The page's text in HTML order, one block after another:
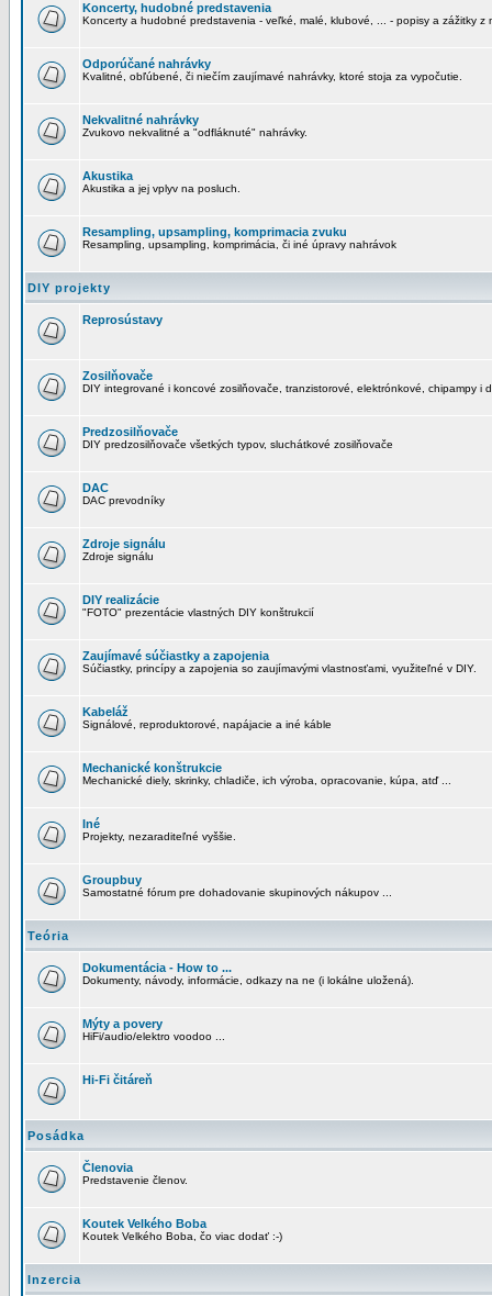
Koncerty, hudobné predstavenia
Koncerty a hudobné predstavenia - veľké, malé, klubové, ... - popisy a zážitky z
Odporúčané nahrávky
Kvalitné, obľúbené, či niečím zaujímavé nahrávky, ktoré stoja za vypočutie.
Nekvalitné nahrávky
Zvukovo nekvalitné a "odfláknuté" nahrávky.
Akustika
Akustika a jej vplyv na posluch.
Resampling, upsampling, komprimacia zvuku
Resampling, upsampling, komprimácia, či iné úpravy nahrávok
DIY projekty
Reprosústavy
Zosilňovače
DIY integrované i koncové zosilňovače, tranzistorové, elektrónkové, chipampy i
Predzosilňovače
DIY predzosilňovače všetkých typov, sluchátkové zosilňovače
DAC
DAC prevodníky
Zdroje signálu
Zdroje signálu
DIY realizácie
"FOTO" prezentácie vlastných DIY konštrukcií
Zaujímavé súčiastky a zapojenia
Súčiastky, princípy a zapojenia so zaujímavými vlastnosťami, využiteľné v DIY.
Kabeláž
Signálové, reproduktorové, napájacie a iné káble
Mechanické konštrukcie
Mechanické diely, skrinky, chladiče, ich výroba, opracovanie, kúpa, atď ...
Iné
Projekty, nezaraditeľné vyššie.
Groupbuy
Samostatné fórum pre dohadovanie skupinových nákupov ...
Teória
Dokumentácia - How to ...
Dokumenty, návody, informácie, odkazy na ne (i lokálne uložená).
Mýty a povery
HiFi/audio/elektro voodoo ...
Hi-Fi čitáreň
Posádka
Členovia
Predstavenie členov.
Koutek Velkého Boba
Koutek Velkého Boba, čo viac dodať :-)
Inzercia